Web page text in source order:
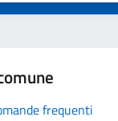
frequenti